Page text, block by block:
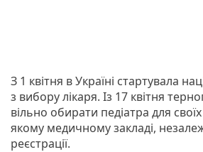
З 1 квітня в Україні стартувала
з вибору лікаря. Із 17 квітня
вільно обирати педіатра для
якому медичному закладі,
реєстрації.